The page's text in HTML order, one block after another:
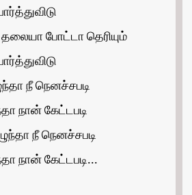
போட்டா தெரியும்
நீ நெனச்சபடி
நான் கேட்டபடி
நீ நெனச்சபடி
நான் கேட்டபடி...